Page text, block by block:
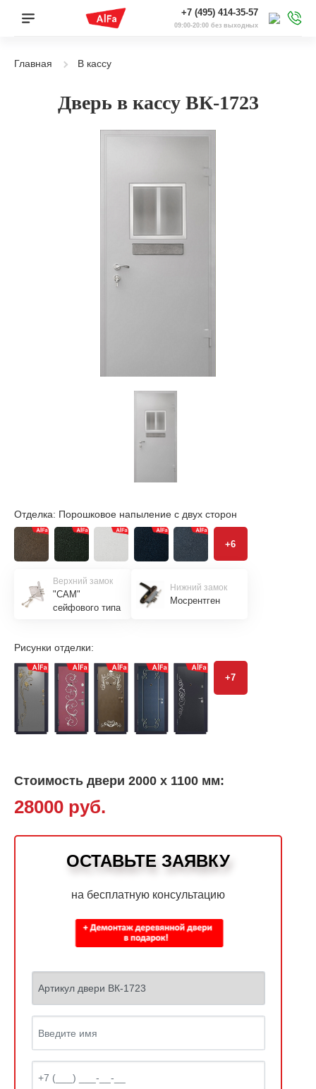
+7 (495) 414-35-57
09:00-20:00 без выходных
Главная В кассу
Дверь в кассу ВК-1723
Отделка: Порошковое напыление с двух сторон
+6
Верхний замок
"САМ"
сейфового типа
Нижний замок
Мосрентген
Рисунки отделки:
+7
Стоимость двери 2000 х 1100 мм:
28000 руб.
ОСТАВЬТЕ ЗАЯВКУ
на бесплатную консультацию